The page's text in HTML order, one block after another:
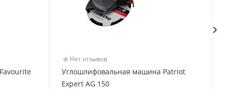
Нет отзывов
Углошлифовальная машина Patriot
Expert AG 150